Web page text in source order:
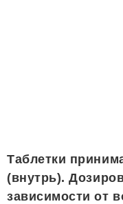
Таблетки
(внутрь).
зависимости от